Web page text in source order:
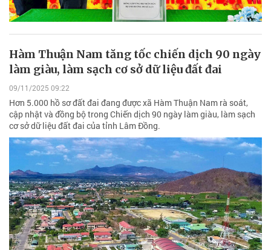
Hàm Thuận Nam tăng tốc chiến dịch 90 ngày
làm giàu, làm sạch cơ sở dữ liệu đất đai
09/11/2025 09:22
Hơn 5.000 hồ sơ đất đai đang được xã Hàm Thuận Nam rà soát,
cập nhật và đồng bộ trong Chiến dịch 90 ngày làm giàu, làm sạch
cơ sở dữ liệu đất đai của tỉnh Lâm Đồng.